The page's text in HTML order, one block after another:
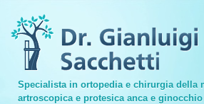
Specialista in ortopedia e chirurgia della
artroscopica e protesica anca e